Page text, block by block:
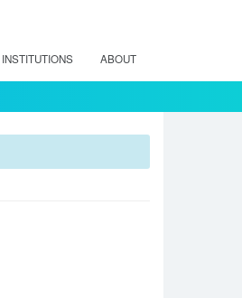
INSTITUTIONS ABOUT